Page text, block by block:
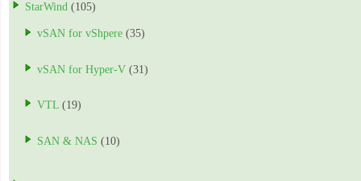
StarWind (105)
vSAN for vShpere (35)
vSAN for Hyper-V (31)
VTL (19)
SAN & NAS (10)